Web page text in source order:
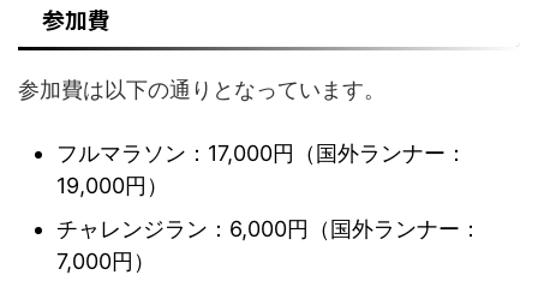
参加費
参加費は以下の通りとなっています。
フルマラソン：17,000円（国外ランナー：
19,000円）
チャレンジラン：6,000円（国外ランナー：
7,000円）